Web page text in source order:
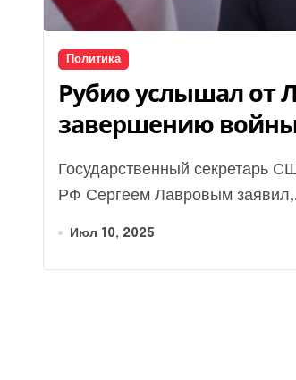
Политика
Рубио услышал от
завершению
Государственный секретарь США Марко Рубио после встречи с министром иностранных дел
РФ Сергеем Лавровым
Июл 10, 2025